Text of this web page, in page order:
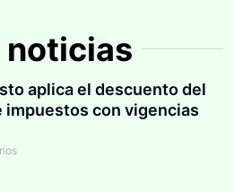
noticias
aplica el descuento del
impuestos con vigencias